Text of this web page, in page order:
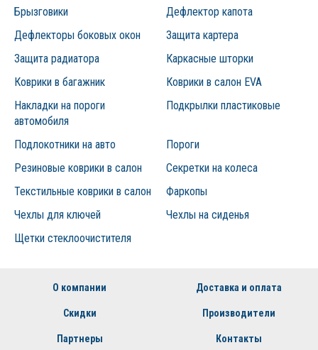
самому.
- высота подъема крышки капота остается комфортной,
проблем с доступом в подкапотное пространство!
фиксируется в поднятом состоянии! Никогда больше Ваш
автомобиль не будет напоминать аллигатора, пытающегося
захлопнуть на Вас железные челюсти!
Удобство монтажа - кронштейны и амортизаторы
технологически присутствуют крепёжные, резьбовые
соединения или технологические отверстия).
- Вам не нужно дополнительно дорабатывать места под установку!
Весь необходимый инструмент - два гаечных ключа и 10 -15 минут
- установленный пневмогидравлический/газовый упор не требует
специального обслуживания и регулировок.
– внешний вид кронштейнов, а так же окраска
Брызговики
Дефлектор капота
Дефлекторы боковых окон
Защита картера
Защита радиатора
Каркасные шторки
Коврики в багажник
Коврики в салон EVA
Накладки на пороги
автомобиля
Подкрылки пластиковые
Подлокотники на авто
Пороги
Резиновые коврики в салон
Секретки на колеса
Текстильные коврики в салон
Фаркопы
Чехлы для ключей
Чехлы на сиденья
Щетки стеклоочистителя
О компании Доставка и оплата
Скидки Производители
Партнеры Контакты